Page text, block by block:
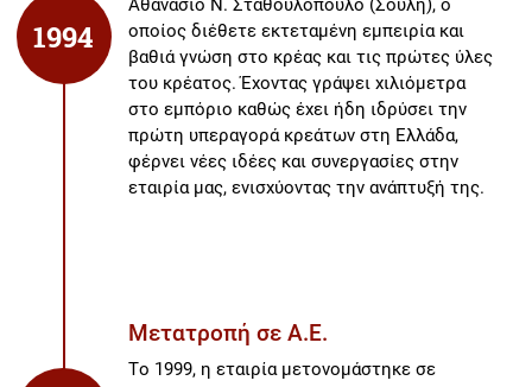
1994
οποίος διέθετε εκτεταμένη εμπειρία και
βαθιά γνώση στο κρέας και τις πρώτες ύλες
του κρέατος. Έχοντας γράψει χιλιόμετρα
στο εμπόριο καθώς έχει ήδη ιδρύσει την
πρώτη υπεραγορά κρεάτων στη Ελλάδα,
φέρνει νέες ιδέες και συνεργασίες στην
εταιρία μας, ενισχύοντας την ανάπτυξή της.
Μετατροπή σε Α.Ε.
Το 1999, η εταιρία μετονομάστηκε σε